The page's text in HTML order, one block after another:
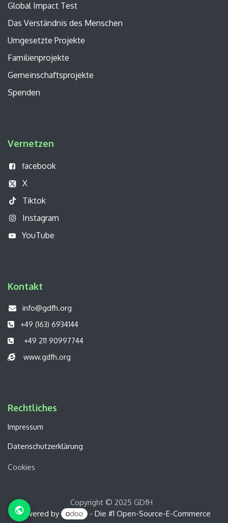
Global Impact Test
Das Verständnis des Menschen
Umgesetzte Projekte
Familienprojekte
Gemeinschaftsprojekte
Spenden
Vernetzen
facebook
X
Tiktok
Instagram
YouTube
Kontakt
info@gdfh.org
+49 (163) 6934144
+49 211 90997744
www.gdfh.org
Rechtliches​​
Impressum
Datenschutzerklärung
Cookies
Copyright © 2025 GDfH
Powered by
- Die #1 Open-Source-E-Commerce